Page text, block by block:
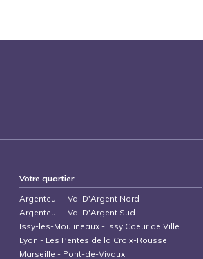
Votre quartier
Argenteuil -Val D'Argent Nord
Argenteuil -Val D'Argent Sud
Issy-les-Moulineaux - Issy Coeur de Ville
Lyon - Les Pentes de la Croix-Rousse
Marseille - Pont-de-Vivaux